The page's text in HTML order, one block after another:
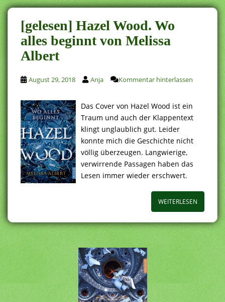
[gelesen] Hazel Wood. Wo
alles beginnt von Melissa
Albert
August 29, 2018 Anja Kommentar hinterlassen
Das Cover von Hazel Wood ist ein
Traum und auch der Klappentext
klingt unglaublich gut. Leider
konnte mich die Geschichte nicht
völlig überzeugen. Langwierige,
verwirrende Passagen haben das
Lesen immer wieder erschwert.
WEITERLESEN